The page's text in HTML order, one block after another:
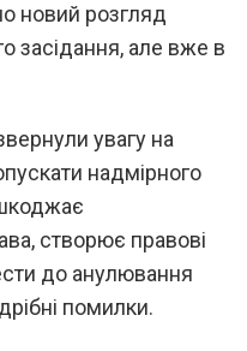
новий розгляд
засідання, але вже в
увагу на
надмірного
створює правові
до анулювання
помилки.